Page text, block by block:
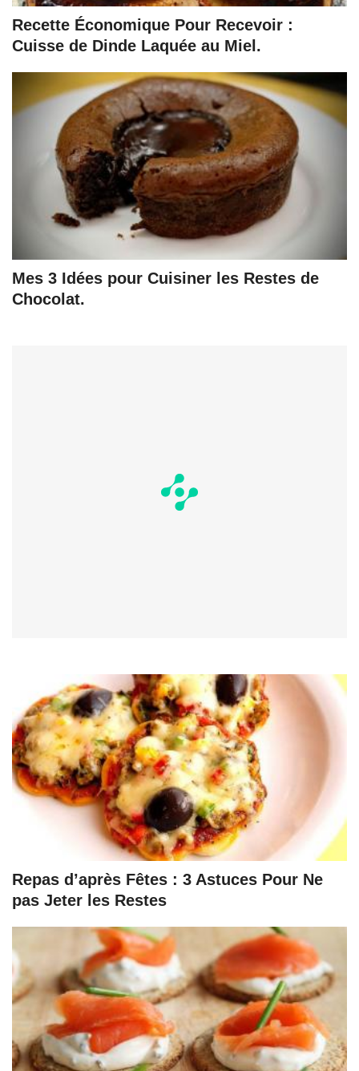
Recette Économique Pour Recevoir :
Cuisse de Dinde Laquée au Miel.
Mes 3 Idées pour Cuisiner les Restes de
Chocolat.
Repas d’après Fêtes : 3 Astuces Pour Ne
pas Jeter les Restes